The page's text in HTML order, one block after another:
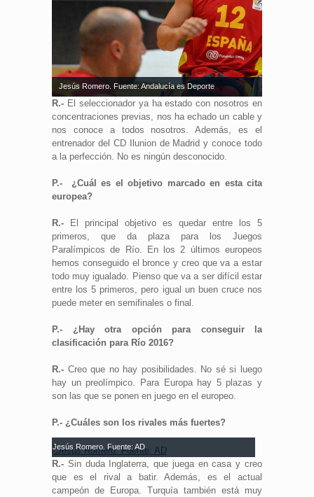
Jesús Romero. Fuente: Andalucía es Deporte
R.- El seleccionador ya ha estado con nosotros en
concentraciones previas, nos ha echado un cable y
nos conoce a todos nosotros. Además, es el
entrenador del CD Ilunion de Madrid y conoce todo
a la perfección. No es ningún desconocido.
P.- ¿Cuál es el objetivo marcado en esta cita
europea?
R.- El principal objetivo es quedar entre los 5
primeros, que da plaza para los Juegos
Paralímpicos de Río. En los 2 últimos europeos
hemos conseguido el bronce y creo que va a estar
todo muy igualado. Pienso que va a ser difícil estar
entre los 5 primeros, pero igual un buen cruce nos
puede meter en semifinales o final.
P.- ¿Hay otra opción para conseguir la
clasificación para Río 2016?
R.- Creo que no hay posibilidades. No sé si luego
hay un preolímpico. Para Europa hay 5 plazas y
son las que se ponen en juego en el europeo.
P.- ¿Cuáles son los rivales más fuertes?
Jesús Romero. Fuente: AD
R.- Sin duda Inglaterra, que juega en casa y creo
que es el rival a batir. Además, es el actual
campeón de Europa. Turquía también está muy